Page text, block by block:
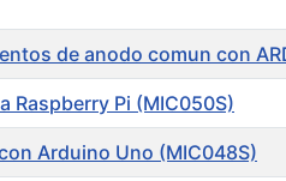
de anodo comun con
Raspberry Pi (MIC050S)
Arduino Uno (MIC048S)